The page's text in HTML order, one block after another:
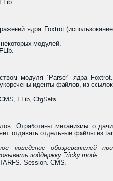
ядра Foxtrot (использование
модулей.
модуля "Parser" ядра Foxtrot.
иденты файлов, из ссылок
FLib, CfgSets.
Отработаны механизмы отдачи
отдавать отдельные файлы из tar
поведение обозревателей при
поддержку Tricky mode.
Session, CMS.